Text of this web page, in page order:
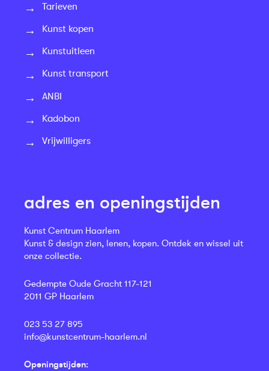
Tarieven
Kunst kopen
Kunstuitleen
Kunst transport
ANBI
Kadobon
Vrijwilligers
adres en openingstijden
Kunst Centrum Haarlem
Kunst & design zien, lenen, kopen. Ontdek en wissel uit
onze collectie.
Gedempte Oude Gracht 117-121
2011 GP Haarlem
023 53 27 895
info@kunstcentrum-haarlem.nl
Openingstijden: